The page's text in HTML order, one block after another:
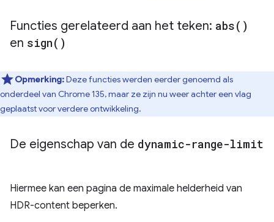
Functies gerelateerd aan het teken: abs( )
en sign( )
Opmerking:Deze functies werden eerder genoemd als
onderdeel van Chrome 135, maar ze zijn nu weer achter een vlag
geplaatst voor verdere ontwikkeling.
De eigenschap van de dynamic-range-limit
Hiermee kan een pagina de maximale helderheid van
HDR-content beperken.